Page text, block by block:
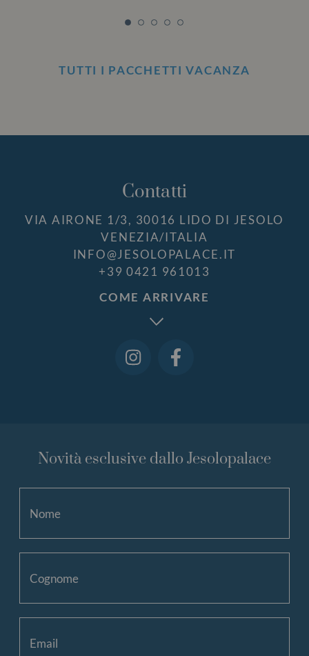
TUTTI I PACCHETTI VACANZA
Contatti
VIA AIRONE 1/3, 30016 LIDO DI JESOLO
VENEZIA/ITALIA
INFO@JESOLOPALACE.IT
+39 0421 961013
COME ARRIVARE
Novità esclusive dallo Jesolopalace